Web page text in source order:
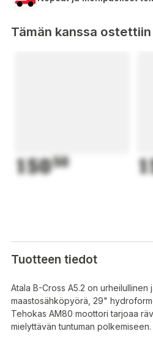
Tämän kanssa ostettiin
15050
Tuotteen tiedot
Atala B-Cross A5.2 on urheilullinen
maastosähköpyörä, 29"
Tehokas AM80 moottori tarjoaa
mielyttävän tuntuman polkemiseen.